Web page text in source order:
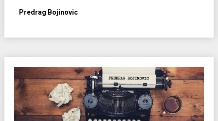
Predrag Bojinovic